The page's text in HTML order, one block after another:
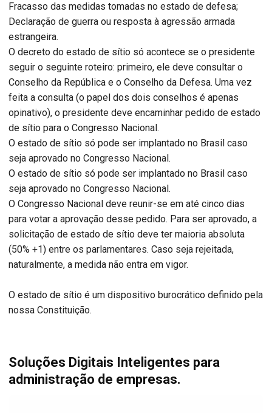
Fracasso das medidas tomadas no estado de defesa;
Declaração de guerra ou resposta à agressão armada
estrangeira.
O decreto do estado de sítio só acontece se o presidente
seguir o seguinte roteiro: primeiro, ele deve consultar o
Conselho da República e o Conselho da Defesa. Uma vez
feita a consulta (o papel dos dois conselhos é apenas
opinativo), o presidente deve encaminhar pedido de estado
de sítio para o Congresso Nacional.
O estado de sítio só pode ser implantado no Brasil caso
seja aprovado no Congresso Nacional.
O estado de sítio só pode ser implantado no Brasil caso
seja aprovado no Congresso Nacional.
O Congresso Nacional deve reunir-se em até cinco dias
para votar a aprovação desse pedido. Para ser aprovado, a
solicitação de estado de sítio deve ter maioria absoluta
(50% +1) entre os parlamentares. Caso seja rejeitada,
naturalmente, a medida não entra em vigor.
O estado de sítio é um dispositivo burocrático definido pela
nossa Constituição.
Soluções Digitais Inteligentes para
administração de empresas.